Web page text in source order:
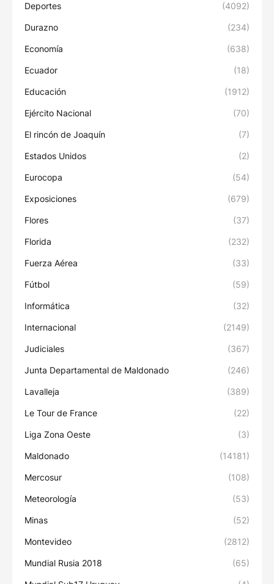
Deportes (4092)
Durazno (234)
Economía (638)
Ecuador (18)
Educación (1912)
Ejército Nacional (70)
El rincón de Joaquín (7)
Estados Unidos (2)
Eurocopa (54)
Exposiciones (679)
Flores (37)
Florida (232)
Fuerza Aérea (33)
Fútbol (59)
Informática (32)
Internacional (2149)
Judiciales (367)
Junta Departamental de Maldonado (246)
Lavalleja (389)
Le Tour de France (22)
Liga Zona Oeste (3)
Maldonado (14181)
Mercosur (108)
Meteorología (53)
Minas (52)
Montevideo (2812)
Mundial Rusia 2018 (65)